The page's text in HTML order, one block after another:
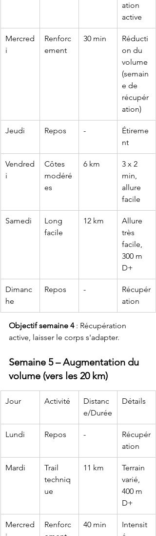
ation
active
Mercred
i
Renforc
ement
30 min
Réducti
on du
volume
(semain
e de
récupér
ation)
Jeudi Repos -
Étireme
nt
Vendred
i
Côtes
modéré
es
6 km
3 x 2
min,
allure
facile
Samedi
Long
facile
12 km
Allure
très
facile,
300 m
D+
Dimanc
he
Repos -
Récupér
ation
Objectif semaine 4 : Récupération
active, laisser le corps s'adapter.
Semaine 5 – Augmentation du
volume (vers les 20 km)
Jour Activité
Distanc
e/Durée
Détails
Lundi Repos -
Récupér
ation
Mardi
Trail
techniq
ue
11 km
Terrain
varié,
400 m
D+
Mercred
Renforc
40 min
Intensit